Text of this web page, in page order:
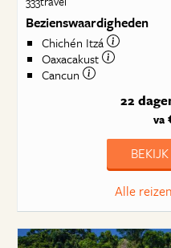
Bezienswaardigheden
Chichén Itzá
Oaxacakust
Cancun
22
va
Alle